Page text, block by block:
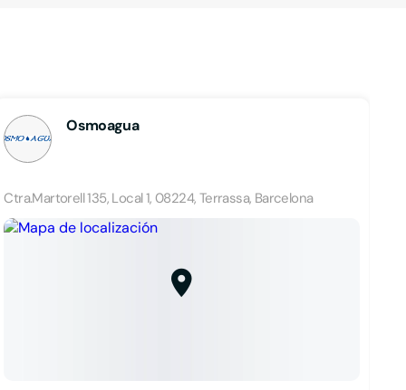
Osmoagua
Ctra.Martorell 135, Local 1, 08224, Terrassa, Barcelona